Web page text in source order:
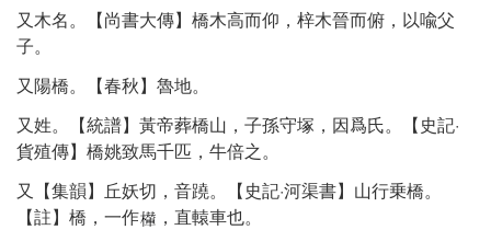
又木名。【尚書大傳】橋木高而仰，梓木晉而俯，以喩父
子。
又陽橋。【春秋】魯地。
又姓。【統譜】黃帝葬橋山，子孫守塚，因爲氏。【史記·
貨殖傳】橋姚致馬千匹，牛倍之。
又【集韻】丘妖切，音蹺。【史記·河渠書】山行乗橋。
【註】橋，一作
，直轅車也。